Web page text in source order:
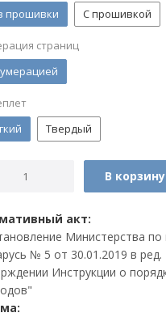
прошивки
С прошивкой
страниц
Твердый
В корзину
акт:
Министерства
№ 5 от 30.01.2019 в
Инструкции о